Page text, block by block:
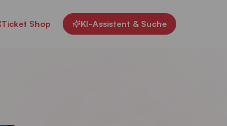
Ticket Shop KI-Assistent & Suche